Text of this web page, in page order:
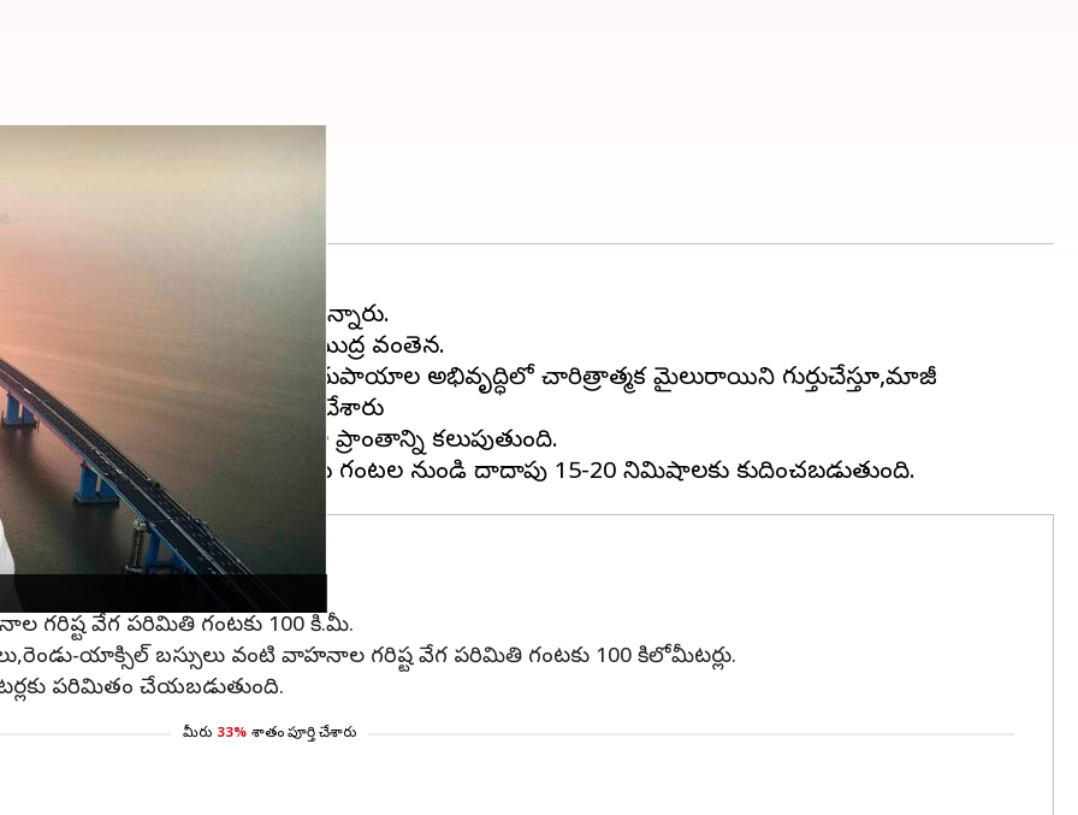
ప్రధాని మోదీ
దేశంలోనే అతి పొడవైన సముద్ర వంతెన.
చేశారు.భారతదేశ మౌలిక సదుపాయాల అభివృద్ధిలో చారిత్రాత్మక మైలురాయిని గుర్తుచేస్తూ,మాజీ
'అటల్‌ సేతు' అని నామకరణం చేశారు
జిల్లాలోని న్హవా షెవా ప్రాంతాన్ని కలుపుతుంది.
గరిష్ట వేగ పరిమితి గంటకు 100 కి.మీ.
యాక్సిల్ బస్సులు వంటి వాహనాల గరిష్ట వేగ పరిమితి గంటకు 100 కిలోమీటర్లు.
పరిమితం చేయబడుతుంది.
మీరు 33% శాతం పూర్తి చేశారు